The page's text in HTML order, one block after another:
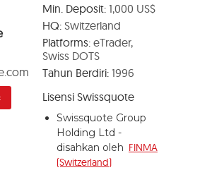
BUKA AKUN GRATIS
Min. Deposit:1,000 US$
HQ:Switzerland
Platforms:eTrader,
Swiss DOTS
Tahun Berdiri:1996
Lisensi Swissquote
Swissquote Group
Holding Ltd -
disahkan oleh FINMA
(Switzerland)